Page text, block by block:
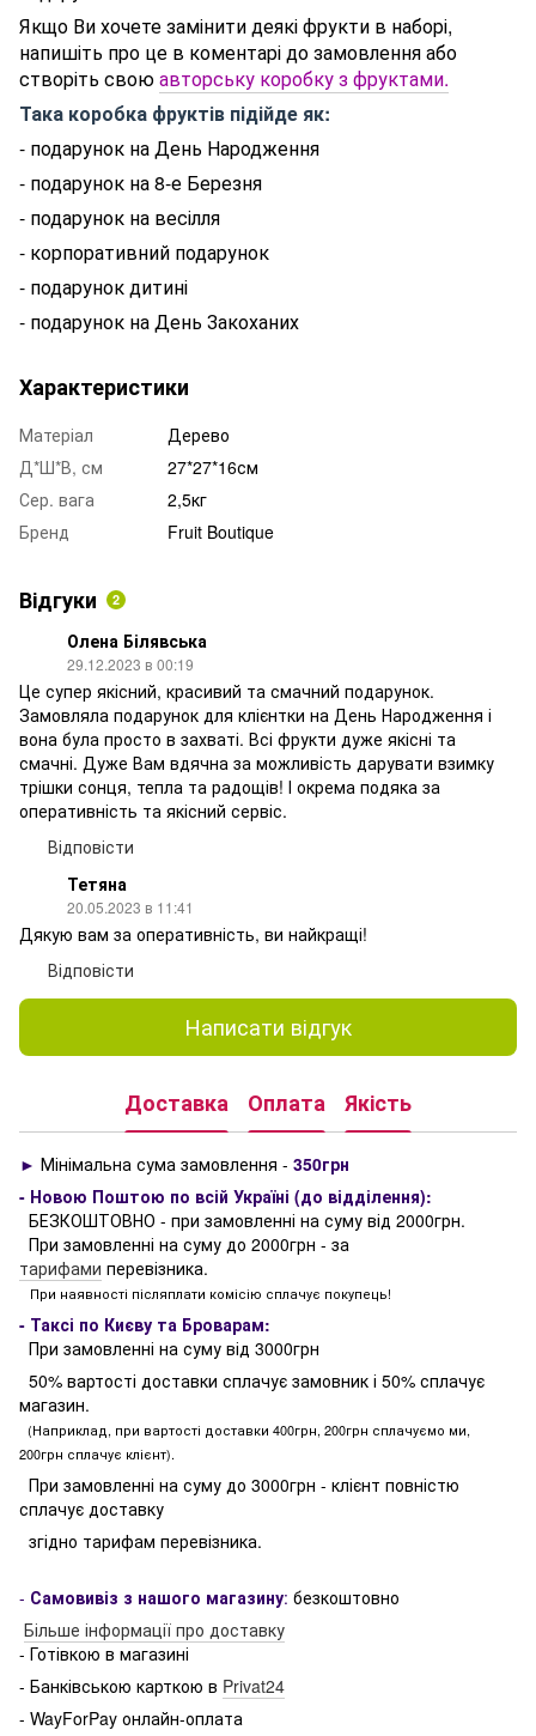
Якщо Ви хочете замінити деякі фрукти в наборі,
напишіть про це в коментарі до замовлення або
створіть своюавторську коробку з фруктами.
Така коробка фруктів підійде як:
- подарунок на День Народження
- подарунок на 8-е Березня
- подарунок на весілля
- корпоративний подарунок
- подарунок дитині
- подарунок на День Закоханих
Характеристики
Матеріал
Дерево
Д*Ш*В, см
27*27*16см
Сер. вага
2,5кг
Бренд
Fruit Boutique
Відгуки 2
Олена Білявська
29.12.2023 в 00:19
Це супер якісний, красивий та смачний подарунок.
Замовляла подарунок для клієнтки на День Народження і
вона була просто в захваті. Всі фрукти дуже якісні та
смачні. Дуже Вам вдячна за можливість дарувати взимку
трішки сонця, тепла та радощів! І окрема подяка за
оперативність та якісний сервіс.
Відповісти
Тетяна
20.05.2023 в 11:41
Дякую вам за оперативність, ви найкращі!
Відповісти
Написати відгук
Доставка Оплата Якість
► Мінімальна сума замовлення - 350грн
- Новою Поштою по всій Україні (до відділення):
БЕЗКОШТОВНО - при замовленні на суму від 2000грн.
При замовленні на суму до 2000грн - за
тарифами перевізника.
При наявності післяплати комісію сплачує покупець!
- Таксі по Києву та Броварам:
При замовленні на суму від 3000грн
50% вартості доставки сплачує замовник і 50% сплачує
магазин.
(Наприклад, при вартості доставки 400грн, 200грн сплачуємо ми,
200грн сплачує клієнт).
При замовленні на суму до 3000грн - клієнт повністю
сплачує доставку
згідно тарифам перевізника.
- Самовивіз з нашого магазину: безкоштовно
Більше інформації про доставку
- Готівкою в магазині
- Банківською карткою в Privat24
- WayForPay онлайн-оплата